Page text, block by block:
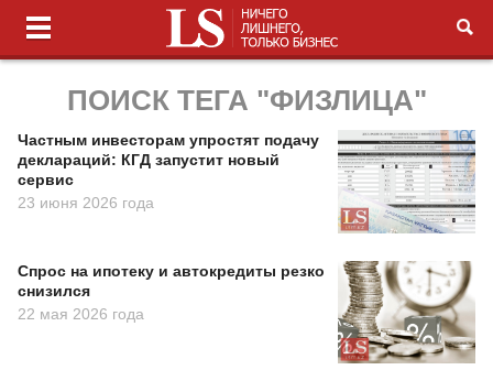
ПОИСК ТЕГА "ФИЗЛИЦА"
Частным инвесторам упростят подачу
деклараций: КГД запустит новый
сервис
23 июня 2026 года
Спрос на ипотеку и автокредиты резко
снизился
22 мая 2026 года